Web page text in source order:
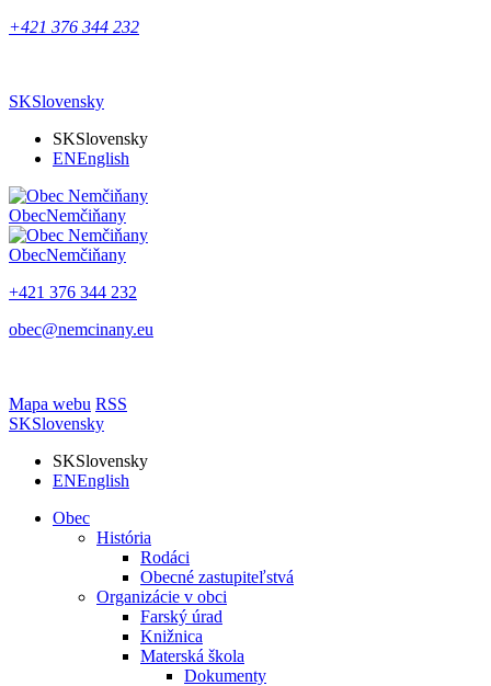
+421 376 344 232
SKSlovensky
SKSlovensky
ENEnglish
ObecNemčiňany
ObecNemčiňany
+421 376 344 232
obec@nemcinany.eu
Mapa webu RSS
SKSlovensky
SKSlovensky
ENEnglish
Obec
História
Rodáci
Obecné zastupiteľstvá
Organizácie v obci
Farský úrad
Knižnica
Materská škola
Dokumenty